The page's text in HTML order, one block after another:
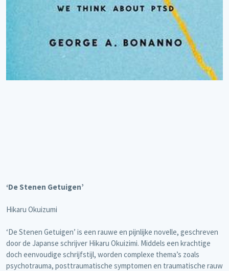
‘De Stenen Getuigen’
Hikaru Okuizumi
‘De Stenen Getuigen’ is een rauwe en pijnlijke novelle, geschreven
door de Japanse schrijver Hikaru Okuizimi. Middels een krachtige
doch eenvoudige schrijfstijl, worden complexe thema’s zoals
psychotrauma, posttraumatische symptomen en traumatische rauw